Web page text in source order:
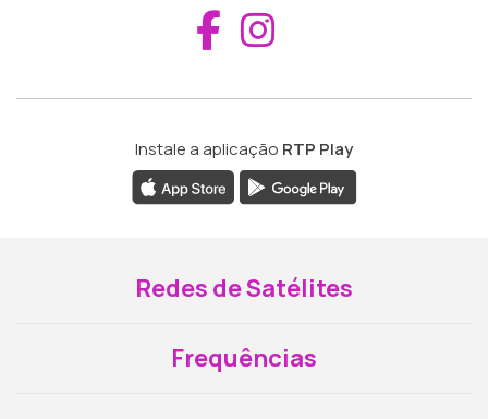
Aceder ao
Instale a aplicação RTP Play
Redes de Satélites
Frequências